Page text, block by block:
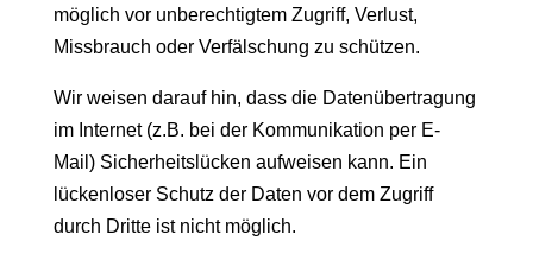
möglich vor unberechtigtem Zugriff, Verlust,
Missbrauch oder Verfälschung zu schützen.
Wir weisen darauf hin, dass die Datenübertragung
im Internet (z.B. bei der Kommunikation per E-
Mail) Sicherheitslücken aufweisen kann. Ein
lückenloser Schutz der Daten vor dem Zugriff
durch Dritte ist nicht möglich.